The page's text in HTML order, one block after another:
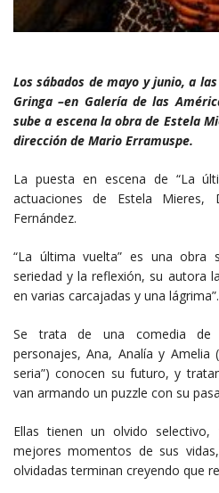
Los sábados de mayo y junio, a
Gringa –en Galería de las
sube a escena la obra de Estela
dirección de Mario Erramuspe.
La puesta en escena de “La
actuaciones de Estela Mieres,
Fernández.
“La última vuelta” es una obra
seriedad y la reflexión, su autora
en varias carcajadas y una lágrima”.
Se trata de una comedia de
personajes, Ana, Analía y Amelia
seria”) conocen su futuro, y
van armando un puzzle con su
Ellas tienen un olvido
mejores momentos de sus
olvidadas terminan creyendo que